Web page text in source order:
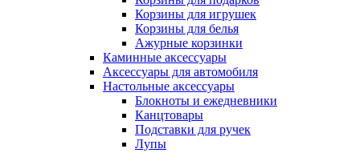
Корзины для игрушек
Корзины для белья
Ажурные корзинки
Каминные аксессуары
Аксессуары для автомобиля
Настольные аксессуары
Блокноты и ежедневники
Канцтовары
Подставки для ручек
Лупы